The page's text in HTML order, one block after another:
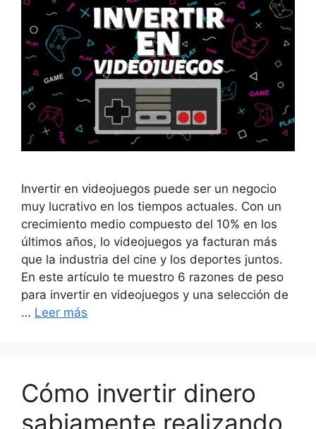
Invertir en videojuegos puede ser un negocio
muy lucrativo en los tiempos actuales. Con un
crecimiento medio compuesto del 10% en los
últimos años, lo videojuegos ya facturan más
que la industria del cine y los deportes juntos.
En este artículo te muestro 6 razones de peso
para invertir en videojuegos y una selección de
… Leer más
Cómo invertir dinero
sabiamente realizando